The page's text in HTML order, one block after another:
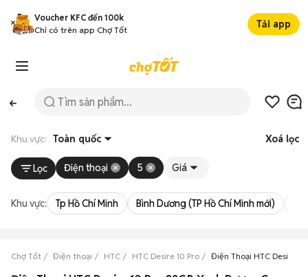
Voucher KFC đến 100k
Chỉ có trên app Chợ Tốt
Tải app
Khu vực: Toàn quốc Xoá lọc
Lọc Điện thoại 5 Giá
Khu vực: Tp Hồ Chí Minh Bình Dương (TP Hồ Chí Minh mới)
Chợ Tốt Điện thoại HTC HTC Desire 10 Pro Điện Thoại HTC Desire